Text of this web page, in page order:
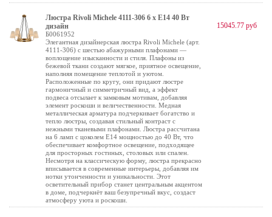
Люстра Rivoli Michele 4111-306 6 х Е14 40 Вт
дизайн
Б0061952
Элегантная дизайнерская люстра Rivoli Michele (арт.
4111-306) с шестью абажурными плафонами —
воплощение изысканности и стиля. Плафоны из
бежевой ткани создают мягкое, приятное освещение,
наполняя помещение теплотой и уютом.
Расположенные по кругу, они придают люстре
гармоничный и симметричный вид, а эффект
подвеса отсылает к замковым мотивам, добавляя
элемент роскоши и величественности. Медная
металлическая арматура подчеркивает богатство и
тепло люстры, создавая стильный контраст с
нежными тканевыми плафонами. Люстра рассчитана
на 6 ламп с цоколем Е14 мощностью до 40 Вт, что
обеспечивает комфортное освещение, подходящее
для просторных гостиных, столовых или спален.
Несмотря на классическую форму, люстра прекрасно
вписывается в современные интерьеры, добавляя им
нотки утонченности и уникальности. Этот
осветительный прибор станет центральным акцентом
в доме, подчеркнёт ваш безупречный вкус, создаст
атмосферу уюта и роскоши.
15045.77 руб